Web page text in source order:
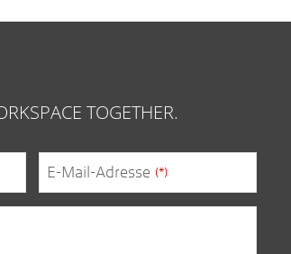
TOGETHER.
E-Mail-Adresse (*)